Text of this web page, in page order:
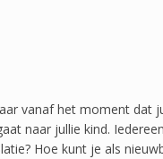
vanaf het moment dat
naar jullie kind.
Hoe kunt je als